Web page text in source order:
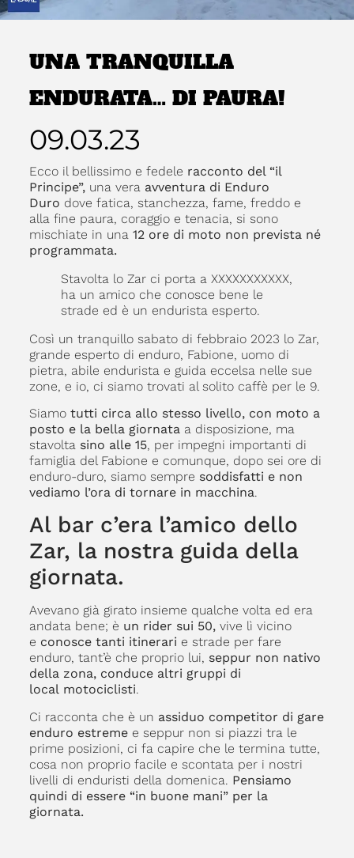
UNA TRANQUILLA
ENDURATA… DI PAURA!
09.03.23
Ecco il bellissimo e fedele racconto del “il
Principe”, una vera avventura di Enduro
Duro dove fatica, stanchezza, fame, freddo e
alla fine paura, coraggio e tenacia, si sono
mischiate in una 12 ore di moto non prevista né
programmata.
Stavolta lo Zar ci porta a XXXXXXXXXXX,
ha un amico che conosce bene le
strade ed è un endurista esperto.
Così un tranquillo sabato di febbraio 2023 lo Zar,
grande esperto di enduro, Fabione, uomo di
pietra, abile endurista e guida eccelsa nelle sue
zone, e io, ci siamo trovati al solito caffè per le 9.
Siamo tutti circa allo stesso livello, con moto a
posto e la bella giornataa disposizione, ma
stavolta sino alle 15, per impegni importanti di
famiglia del Fabione e comunque, dopo sei ore di
enduro-duro, siamo sempre soddisfatti e non
vediamo l’ora di tornare in macchina.
Al bar c’era l’amico dello
Zar, la nostra guida della
giornata.
Avevano già girato insieme qualche volta ed era
andata bene; è un rider sui 50,vive lì vicino
e conosce tanti itinerari e strade per fare
enduro, tant’è che proprio lui, seppur non nativo
della zona, conduce altri gruppi di
local motociclisti.
Ci racconta che è un assiduo competitor di gare
enduro estremee seppur non si piazzi tra le
prime posizioni, ci fa capire che le termina tutte,
cosa non proprio facile e scontata per i nostri
livelli di enduristi della domenica. Pensiamo
quindi di essere “in buone mani” per la
giornata.